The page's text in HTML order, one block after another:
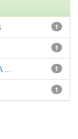
1
1
1
...
1